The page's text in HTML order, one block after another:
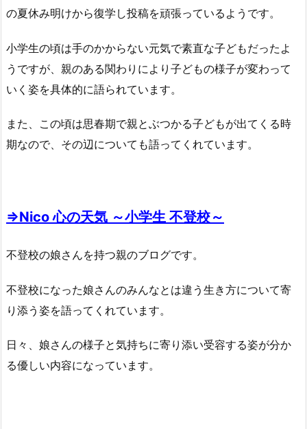
の夏休み明けから復学し投稿を頑張っているようです。
小学生の頃は手のかからない元気で素直な子どもだったよ
うですが、親のある関わりにより子どもの様子が変わって
いく姿を具体的に語られています。
また、この頃は思春期で親とぶつかる子どもが出てくる時
期なので、その辺についても語ってくれています。
⇒Nico 心の天気 ～小学生 不登校～
不登校の娘さんを持つ親のブログです。
不登校になった娘さんのみんなとは違う生き方について寄
り添う姿を語ってくれています。
日々、娘さんの様子と気持ちに寄り添い受容する姿が分か
る優しい内容になっています。